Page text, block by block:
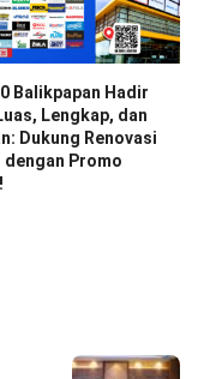
Balikpapan Hadir
Lengkap, dan
Dukung Renovasi
dengan Promo